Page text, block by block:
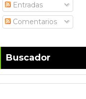
Entradas
Comentarios
Buscador